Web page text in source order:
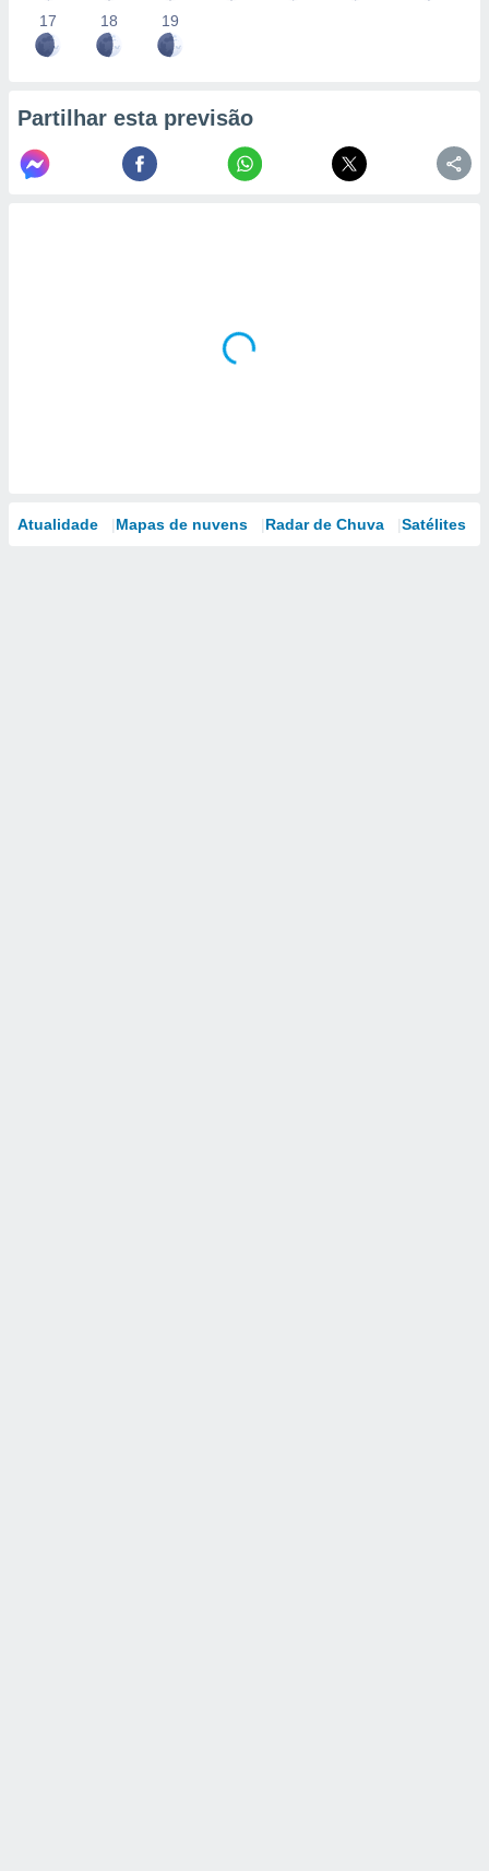
17 18 19
Partilhar esta previsão
Atualidade Mapas de nuvens Radar de Chuva Satélites